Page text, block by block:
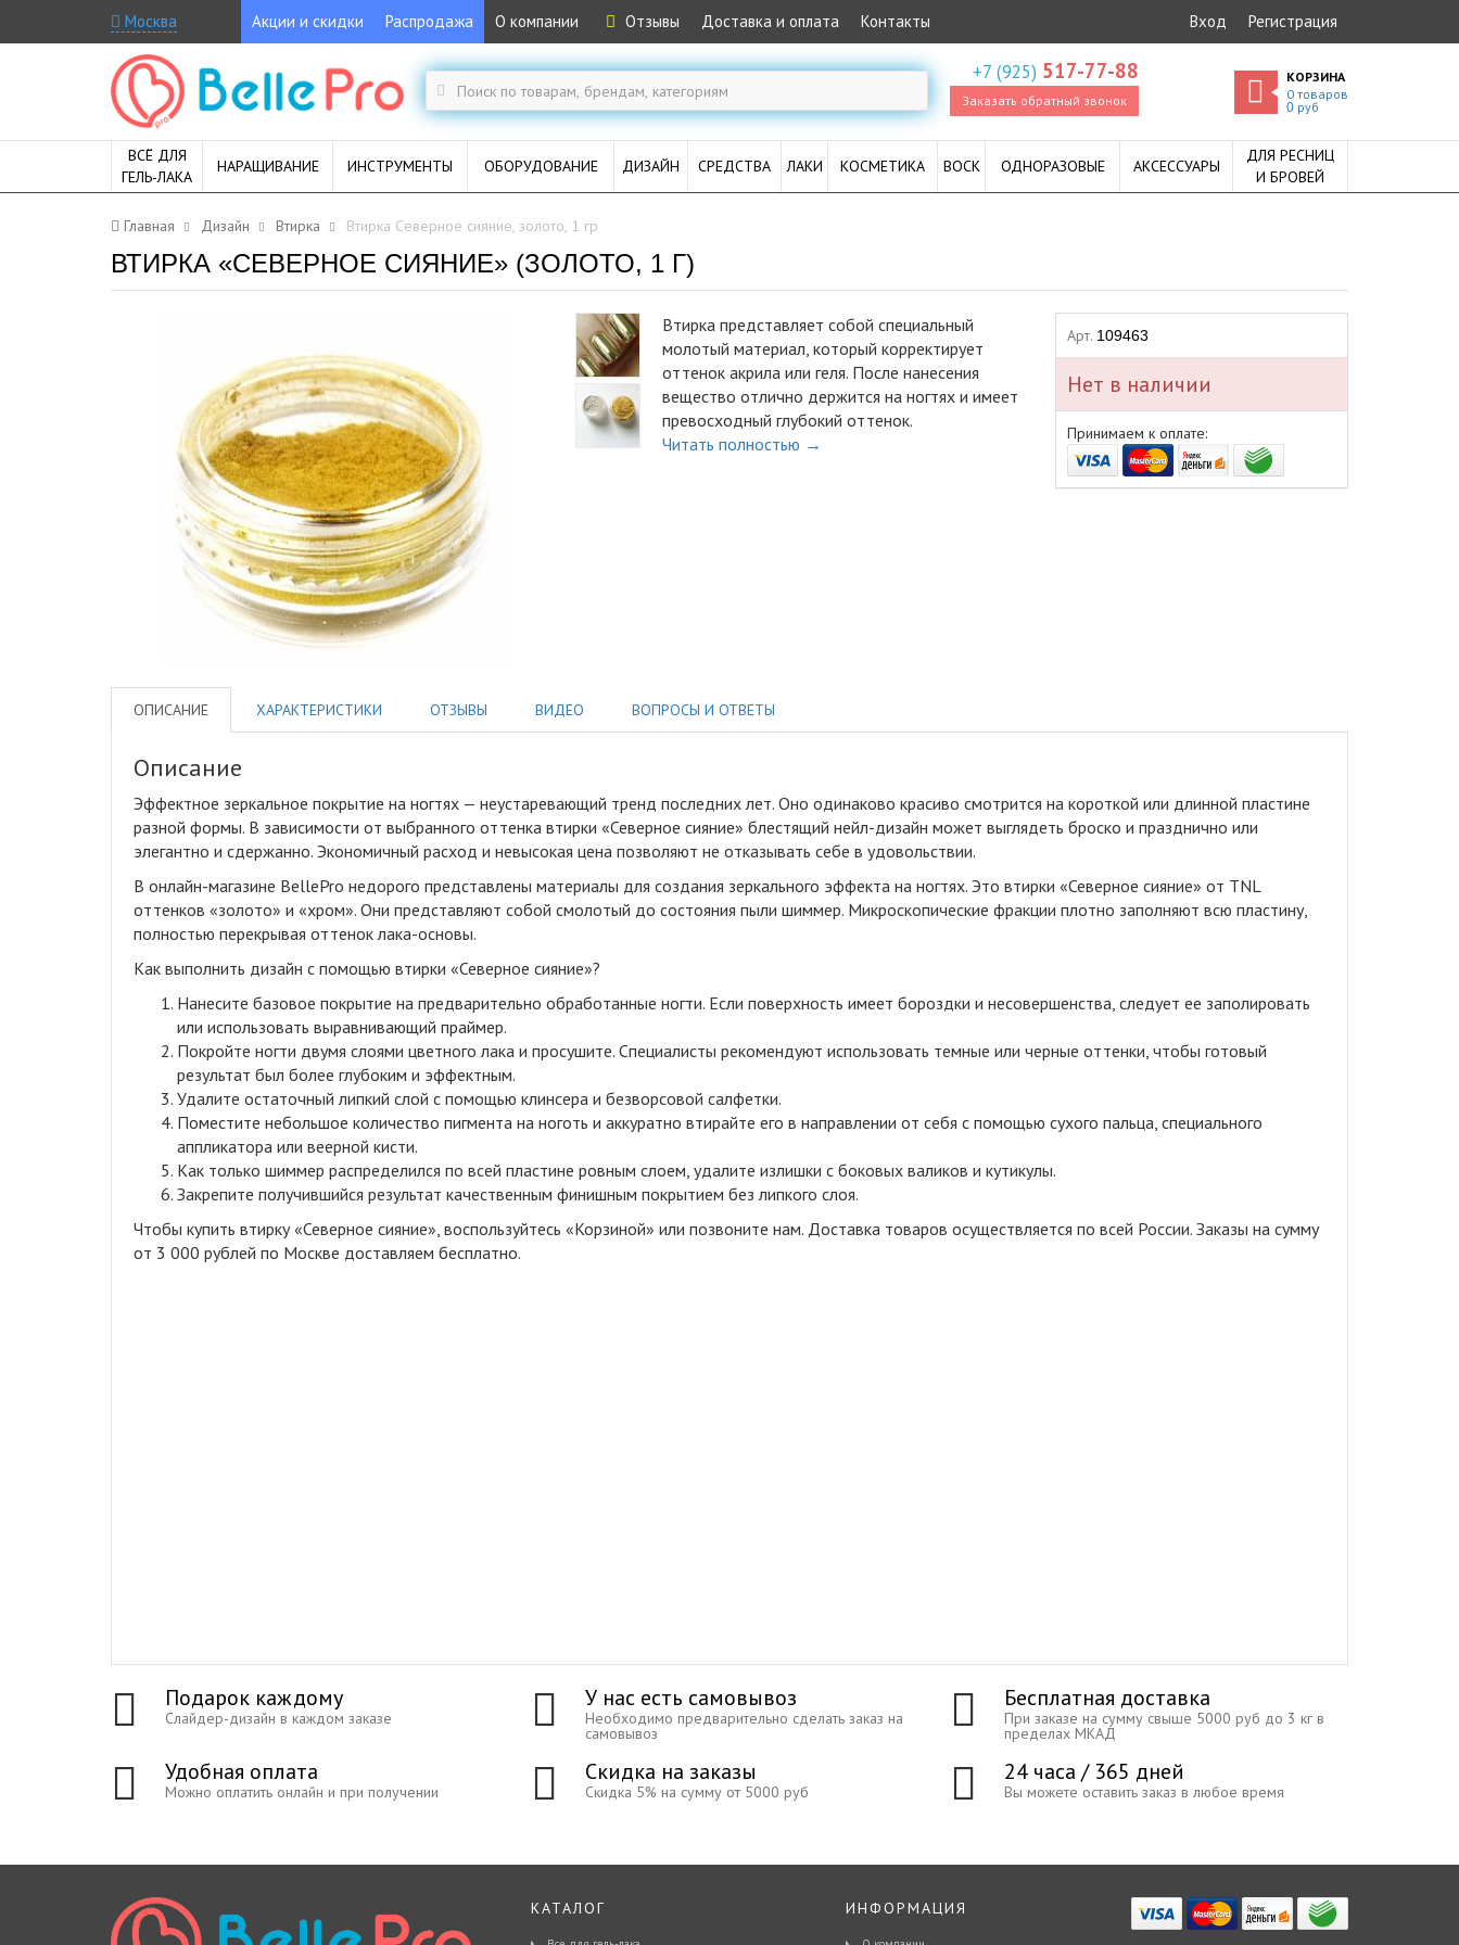
Москва Акции и скидки Распродажа О компании Отзывы Доставка и оплата Контакты Вход Регистрация
+7 (925) 517-77-88
Заказать обратный звонок
КОРЗИНА
0 товаров
0руб
ВСЁ ДЛЯ
ГЕЛЬ-ЛАКА
НАРАЩИВАНИЕ ИНСТРУМЕНТЫ ОБОРУДОВАНИЕ ДИЗАЙН СРЕДСТВА ЛАКИ КОСМЕТИКА ВОСК ОДНОРАЗОВЫЕ АКСЕССУАРЫ
ДЛЯ РЕСНИЦ
И БРОВЕЙ
Главная Дизайн Втирка Втирка Северное сияние, золото, 1 гр
ВТИРКА «СЕВЕРНОЕ СИЯНИЕ» (ЗОЛОТО, 1 Г)
Втирка представляет собой специальный
молотый материал, который корректирует
оттенок акрила или геля. После нанесения
вещество отлично держится на ногтях и имеет
превосходный глубокий оттенок.
Читать полностью →
Арт. 109463
Нет в наличии
Принимаем к оплате:
ОПИСАНИЕ ХАРАКТЕРИСТИКИ ОТЗЫВЫ ВИДЕО ВОПРОСЫ И ОТВЕТЫ
Описание
Эффектное зеркальное покрытие на ногтях — неустаревающий тренд последних лет. Оно одинаково красиво смотрится на короткой или длинной пластине
разной формы. В зависимости от выбранного оттенка втирки «Северное сияние» блестящий нейл-дизайн может выглядеть броско и празднично или
элегантно и сдержанно. Экономичный расход и невысокая цена позволяют не отказывать себе в удовольствии.
В онлайн-магазине BellePro недорого представлены материалы для создания зеркального эффекта на ногтях. Это втирки «Северное сияние» от TNL
оттенков «золото» и «хром». Они представляют собой смолотый до состояния пыли шиммер. Микроскопические фракции плотно заполняют всю пластину,
полностью перекрывая оттенок лака-основы.
Как выполнить дизайн с помощью втирки «Северное сияние»?
Нанесите базовое покрытие на предварительно обработанные ногти. Если поверхность имеет бороздки и несовершенства, следует ее заполировать
или использовать выравнивающий праймер.
Покройте ногти двумя слоями цветного лака и просушите. Специалисты рекомендуют использовать темные или черные оттенки, чтобы готовый
результат был более глубоким и эффектным.
Удалите остаточный липкий слой с помощью клинсера и безворсовой салфетки.
Поместите небольшое количество пигмента на ноготь и аккуратно втирайте его в направлении от себя с помощью сухого пальца, специального
аппликатора или веерной кисти.
Как только шиммер распределился по всей пластине ровным слоем, удалите излишки с боковых валиков и кутикулы.
Закрепите получившийся результат качественным финишным покрытием без липкого слоя.
Чтобы купить втирку «Северное сияние», воспользуйтесь «Корзиной» или позвоните нам. Доставка товаров осуществляется по всей России. Заказы на сумму
от 3 000 рублей по Москве доставляем бесплатно.
Подарок каждому
Слайдер-дизайн в каждом заказе
У нас есть самовывоз
Необходимо предварительно сделать заказ на
самовывоз
Бесплатная доставка
При заказе на сумму свыше 5000 руб до 3 кг в
пределах МКАД
Удобная оплата
Можно оплатить онлайн и при получении
Скидка на заказы
Скидка 5% на сумму от 5000 руб
24 часа / 365 дней
Вы можете оставить заказ в любое время
КАТАЛОГ ИНФОРМАЦИЯ